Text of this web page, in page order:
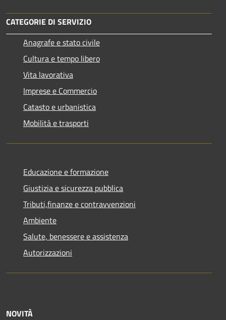
CATEGORIE DI SERVIZIO
Anagrafe e stato civile
Cultura e tempo libero
Vita lavorativa
Imprese e Commercio
Catasto e urbanistica
Mobilità e trasporti
Educazione e formazione
Giustizia e sicurezza pubblica
Tributi,finanze e contravvenzioni
Ambiente
Salute, benessere e assistenza
Autorizzazioni
NOVITÀ